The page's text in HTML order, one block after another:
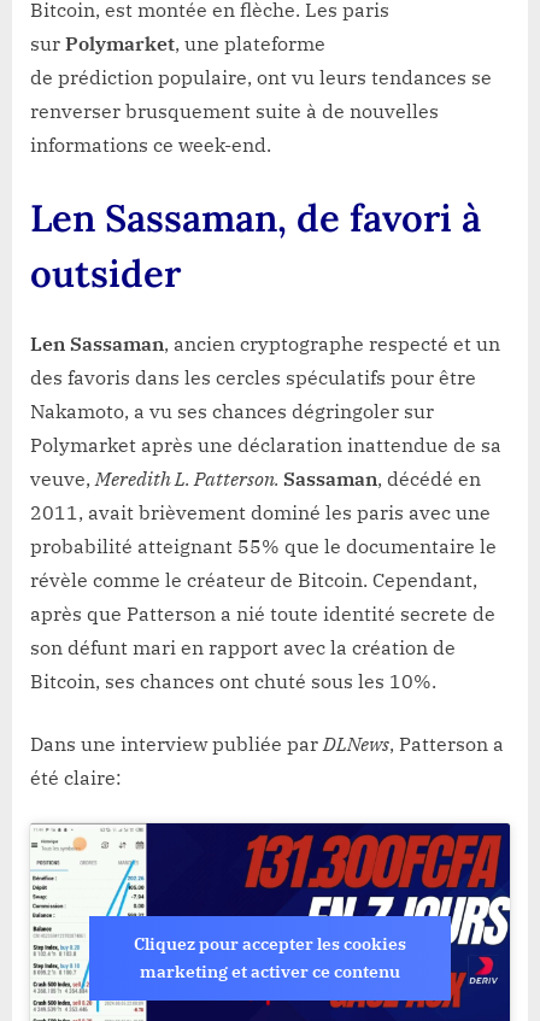
Bitcoin, est montée en flèche. Les paris
sur Polymarket, une plateforme
de prédiction populaire, ont vu leurs tendances se
renverser brusquement suite à de nouvelles
informations ce week-end.
Len Sassaman, de favori à
outsider
Len Sassaman, ancien cryptographe respecté et un
des favoris dans les cercles spéculatifs pour être
Nakamoto, a vu ses chances dégringoler sur
Polymarket après une déclaration inattendue de sa
veuve, Meredith L. Patterson. Sassaman, décédé en
2011, avait brièvement dominé les paris avec une
probabilité atteignant 55% que le documentaire le
révèle comme le créateur de Bitcoin. Cependant,
après que Patterson a nié toute identité secrete de
son défunt mari en rapport avec la création de
Bitcoin, ses chances ont chuté sous les 10%.
Dans une interview publiée par DLNews, Patterson a
été claire:
Cliquez pour accepter les cookies
marketing et activer ce contenu